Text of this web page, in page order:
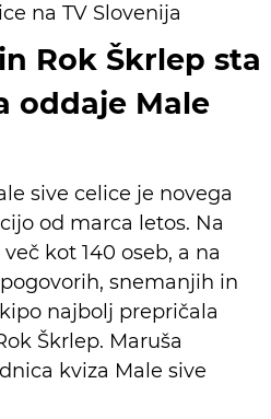
na TV Slovenija
Rok Škrlep sta
oddaje Male
sive celice je novega
od marca letos. Na
kot 140 oseb, a na
snemanjih in
najbolj prepričala
Škrlep. Maruša
kviza Male sive